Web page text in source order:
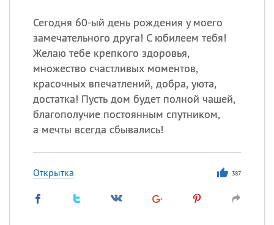
Сегодня 60-ый день рождения у моего
замечательного друга! С юбилеем тебя!
Желаю тебе крепкого здоровья,
множество счастливых моментов,
красочных впечатлений, добра, уюта,
достатка! Пусть дом будет полной чашей,
благополучие постоянным спутником,
а мечты всегда сбывались!
Открытка 387